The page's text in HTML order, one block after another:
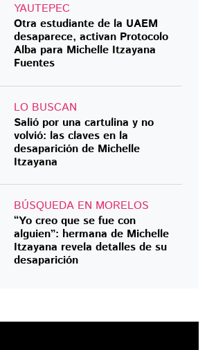
YAUTEPEC
Otra estudiante de la UAEM
desaparece, activan Protocolo
Alba para Michelle Itzayana
Fuentes
LO BUSCAN
Salió por una cartulina y no
volvió: las claves en la
desaparición de Michelle
Itzayana
BÚSQUEDA EN MORELOS
“Yo creo que se fue con
alguien”: hermana de Michelle
Itzayana revela detalles de su
desaparición